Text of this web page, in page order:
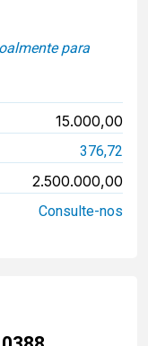
para
15.000,00
376,72
2.500.000,00
Consulte-nos